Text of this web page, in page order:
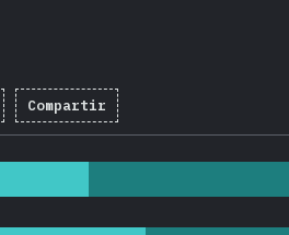
completado:
Compartir